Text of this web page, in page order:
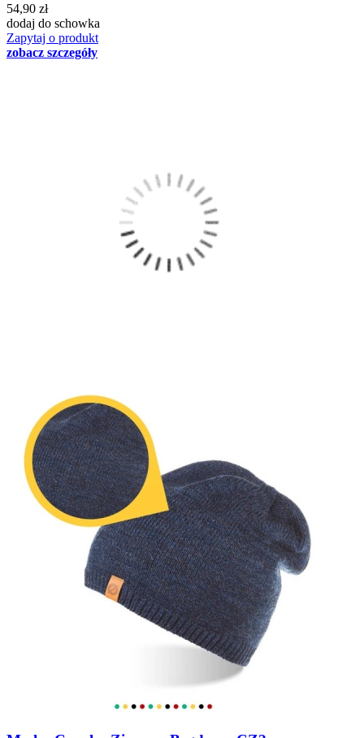
54,90 zł
dodaj do schowka
Zapytaj o produkt
zobacz szczegóły